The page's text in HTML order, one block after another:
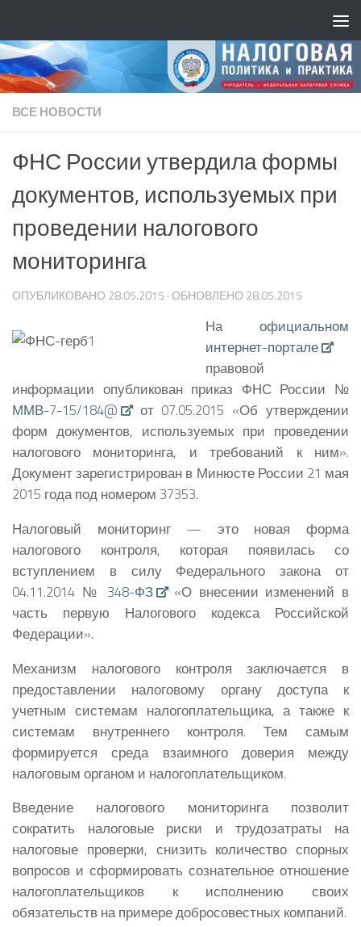
ВСЕ НОВОСТИ
ФНС России утвердила формы
документов, используемых при
проведении налогового
мониторинга
ОПУБЛИКОВАНО 28.05.2015 · ОБНОВЛЕНО 28.05.2015
На официальном
интернет-портале
правовой
информации опубликован приказ ФНС России №
ММВ-7-15/184@
от 07.05.2015 «Об утверждении
форм документов, используемых при проведении
налогового мониторинга, и требований к ним».
Документ зарегистрирован в Минюсте России 21 мая
2015 года под номером 37353.
Налоговый мониторинг — это новая форма
налогового контроля, которая появилась со
вступлением в силу Федерального закона от
04.11.2014 № 348-ФЗ
«О внесении изменений в
часть первую Налогового кодекса Российской
Федерации».
Механизм налогового контроля заключается в
предоставлении налоговому органу доступа к
учетным системам налогоплательщика, а также к
системам внутреннего контроля. Тем самым
формируется среда взаимного доверия между
налоговым органом и налогоплательщиком.
Введение налогового мониторинга позволит
сократить налоговые риски и трудозатраты на
налоговые проверки, снизить количество спорных
вопросов и сформировать сознательное отношение
налогоплательщиков к исполнению своих
обязательств на примере добросовестных компаний.